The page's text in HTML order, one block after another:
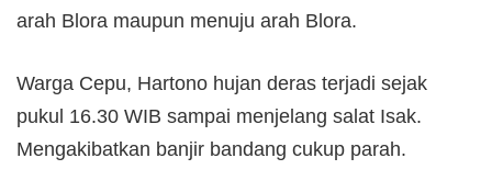
arah Blora maupun menuju arah Blora.
Warga Cepu, Hartono hujan deras terjadi sejak
pukul 16.30 WIB sampai menjelang salat Isak.
Mengakibatkan banjir bandang cukup parah.